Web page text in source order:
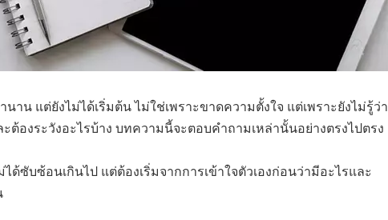
าน แต่ยังไม่ได้เริ่มต้น ไม่ใช่เพราะขาดความตั้งใจ แต่เพราะยังไม่รู้ว่า
ะต้องระวังอะไรบ้าง บทความนี้จะตอบคำถามเหล่านั้นอย่างตรงไปตรง
ด้ซับซ้อนเกินไป แต่ต้องเริ่มจากการเข้าใจตัวเองก่อนว่ามีอะไรและ